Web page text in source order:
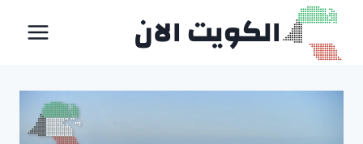
التجاوز
المحتوى
الكويت الان